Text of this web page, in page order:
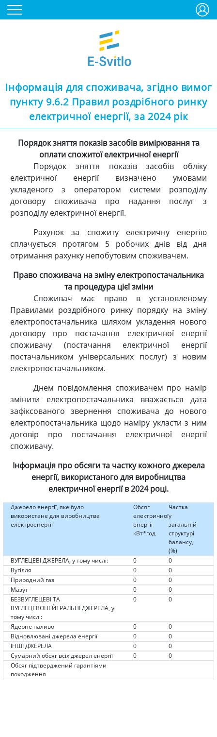
Інформація для споживача, згідно вимог
пункту 9.6.2 Правил роздрібного ринку
електричної енергії, за 2024 рік
Порядок зняття показів засобів вимірювання та
оплати спожитої електричної енергії
Порядок зняття показів засобів обліку
електричної енергії визначено умовами
укладеного з оператором системи розподілу
договору споживача про надання послуг з
розподілу електричної енергії.
Рахунок за спожиту електричну енергію
сплачується протягом 5 робочих днів від дня
отримання рахунку непобутовим споживачем.
Право споживача на зміну електропостачальника
та процедура цієї зміни
Споживач має право в установленому
Правилами роздрібного ринку порядку на зміну
електропостачальника шляхом укладення нового
договору про постачання електричної енергії
споживачу (постачання електричної енергії
постачальником універсальних послуг) з новим
електропостачальником.
Днем повідомлення споживачем про намір
змінити електропостачальника вважається дата
зафіксованого звернення споживача до нового
електропостачальника щодо наміру укласти з ним
договір про постачання електричної енергії
споживачу.
Інформація про обсяги та частку кожного джерела
енергії, використаного для виробництва
електричної енергії в 2024 році.
Джерело енергії, яке було
використане для виробництва
електроенергії
Обсяг
електричної
енергії
кВт*год
Частка
у
загальній
структурі
балансу,
(%)
ВУГЛЕЦЕВІ ДЖЕРЕЛА, у тому числі:
0
0
Вугілля
0
0
Природний газ
0
0
Мазут
0
0
БЕЗВУГЛЕЦЕВІ ТА
ВУГЛЕЦЕВОНЕЙТРАЛЬНІ ДЖЕРЕЛА, у
тому числі:
0 0
Ядерне паливо 0
0
Відновлювані джерела енергії
0
0
ІНШІ ДЖЕРЕЛА
0
0
Сумарний обсяг всіх джерел енергії
0
0
Обсяг підтверджений гарантіями
походження